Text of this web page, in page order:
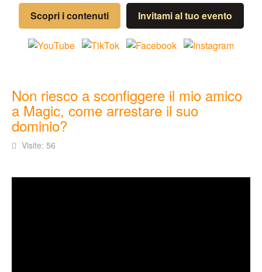
Scopri i contenuti Invitami al tuo evento
Non riesco a sconfiggere il mio amico
a Magic, come arrestare il suo
dominio?
Visite: 56